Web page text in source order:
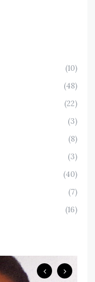
(10)
(48)
(22)
(3)
(8)
(3)
(40)
(7)
(16)